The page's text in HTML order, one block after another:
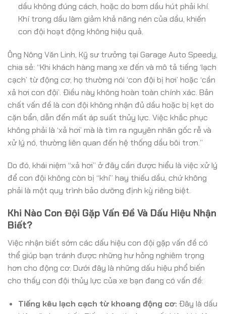
dầu không đúng cách, hoặc do bơm dầu hút phải khí.
Khí trong dầu làm giảm khả năng nén của dầu, khiến
con đội hoạt động không hiệu quả.
Ông Nông Văn Linh, Kỹ sư trưởng tại Garage Auto Speedy,
chia sẻ: “Khi khách hàng mang xe đến và mô tả tiếng ‘lạch
cạch’ từ động cơ, họ thường nói ‘con đội bị hơi’ hoặc ‘cần
xả hơi con đội’. Điều này không hoàn toàn chính xác. Bản
chất vấn đề là con đội không nhận đủ dầu hoặc bị kẹt do
cặn bẩn, dẫn đến mất áp suất thủy lực. Việc khắc phục
không phải là ‘xả hơi’ mà là tìm ra nguyên nhân gốc rễ và
xử lý nó, thường liên quan đến hệ thống dầu bôi trơn.”
Do đó, khái niệm “xả hơi” ở đây cần được hiểu là việc xử lý
để con đội không còn bị “khí” hay thiếu dầu, chứ không
phải là một quy trình bảo dưỡng định kỳ riêng biệt.
Khi Nào Con Đội Gặp Vấn Đề Và Dấu Hiệu Nhận
Biết?
Việc nhận biết sớm các dấu hiệu con đội gặp vấn đề có
thể giúp bạn tránh được những hư hỏng nghiêm trọng
hơn cho động cơ. Dưới đây là những dấu hiệu phổ biến
cho thấy con đội thủy lực của xe bạn đang có vấn đề:
Tiếng kêu lạch cạch từ khoang động cơ: Đây là dấu